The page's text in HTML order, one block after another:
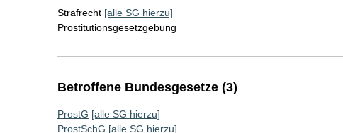
Strafrecht [alle SG hierzu]
Prostitutionsgesetzgebung
Betroffene Bundesgesetze (3)
ProstG [alle SG hierzu]
ProstSchG [alle SG hierzu]